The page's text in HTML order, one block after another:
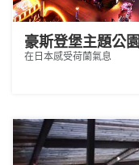
豪斯登堡主題公園
在日本感受荷蘭氣息